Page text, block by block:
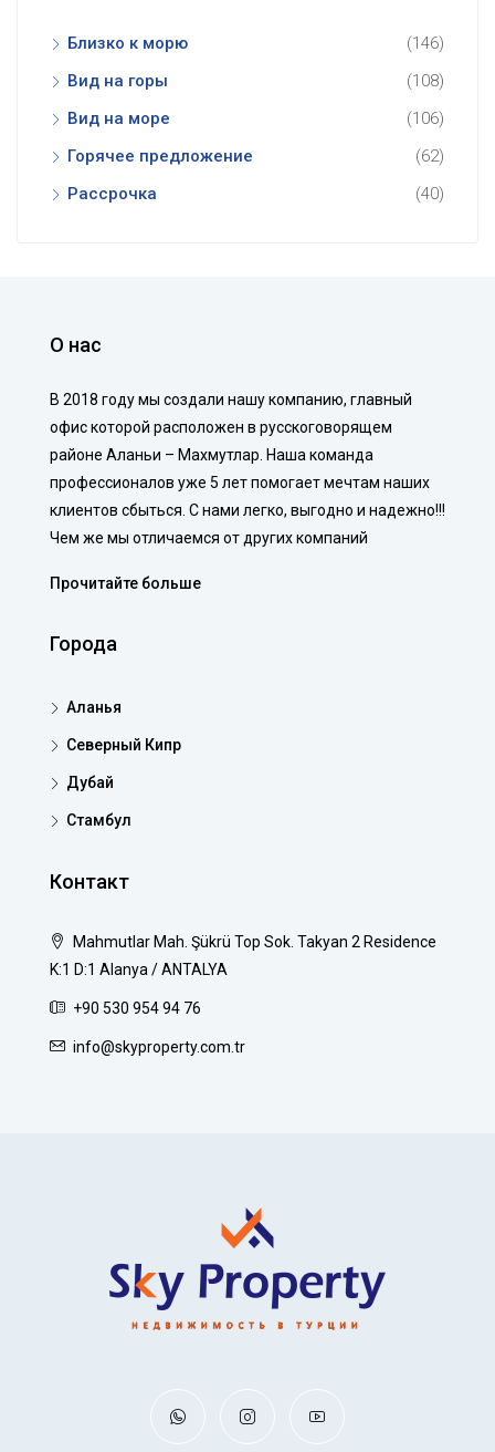
Близко к морю
(146)
Вид на горы
(108)
Вид на море
(106)
Горячее предложение
(62)
Рассрочка
(40)
О нас
В 2018 году мы создали нашу компанию, главный
офис которой расположен в русскоговорящем
районе Аланьи – Махмутлар. Наша команда
профессионалов уже 5 лет помогает мечтам наших
клиентов сбыться. С нами легко, выгодно и надежно!!!
Чем же мы отличаемся от других компаний
Прочитайте больше
Города
Аланья
Северный Кипр
Дубай
Стамбул
Контакт
Mahmutlar Mah. Şükrü Top Sok. Takyan 2 Residence
K:1 D:1 Alanya / ANTALYA
+90 530 954 94 76
info@skyproperty.com.tr